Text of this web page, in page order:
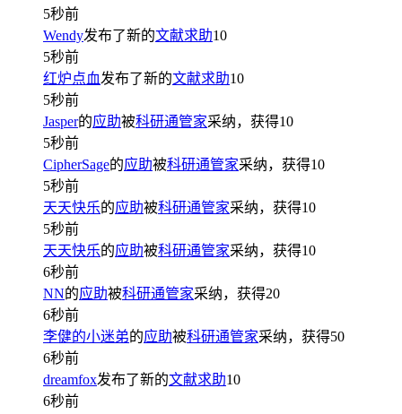
5秒前
Wendy发布了新的文献求助10
5秒前
红炉点血发布了新的文献求助10
5秒前
Jasper的应助被科研通管家采纳，获得10
5秒前
CipherSage的应助被科研通管家采纳，获得10
5秒前
天天快乐的应助被科研通管家采纳，获得10
5秒前
天天快乐的应助被科研通管家采纳，获得10
6秒前
NN的应助被科研通管家采纳，获得20
6秒前
李健的小迷弟的应助被科研通管家采纳，获得50
6秒前
dreamfox发布了新的文献求助10
6秒前